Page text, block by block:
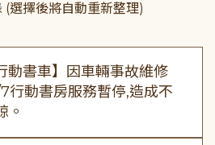
(選擇後將自動重新整理)
動書車】因車輛事故維修
行動書房服務暫停,造成不
。